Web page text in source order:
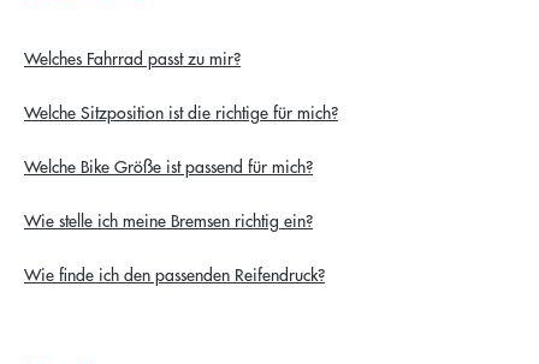
Welches Fahrrad passt zu mir?
Welche Sitzposition ist die richtige für mich?
Welche Bike Größe ist passend für mich?
Wie stelle ich meine Bremsen richtig ein?
Wie finde ich den passenden Reifendruck?